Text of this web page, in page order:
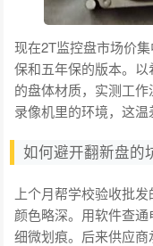
现在2T监控盘市场价
保和五年保的版本。
的盘体材质，实测工
录像机里的环境，这温
如何避开翻新盘的
上个月帮学校验收批
颜色略深。用软件查
细微划痕。后来供应